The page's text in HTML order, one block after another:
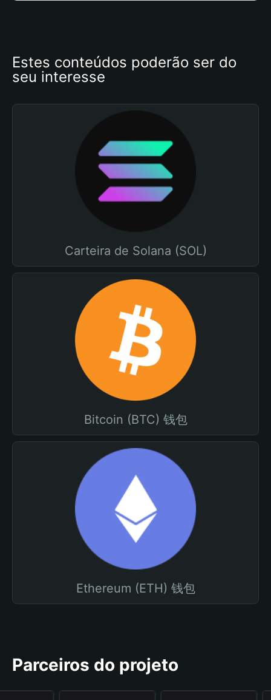
Estes conteúdos poderão ser do
seu interesse
Carteira de Solana (SOL)
Bitcoin (BTC) 钱包
Ethereum (ETH) 钱包
Parceiros do projeto